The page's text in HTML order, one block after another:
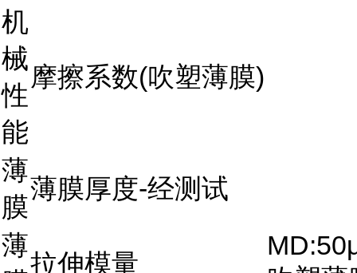
机
械
性
能
摩擦系数(吹塑薄膜)
薄
膜
薄膜厚度-经测试
薄
拉伸模量